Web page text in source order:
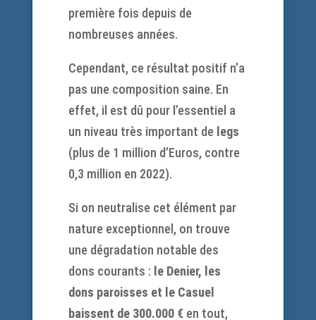
première fois depuis de
nombreuses années.
Cependant, ce résultat positif n’a
pas une composition saine. En
effet, il est dû pour l’essentiel a
un niveau très important de legs
(plus de 1 million d’Euros, contre
0,3 million en 2022).
Si on neutralise cet élément par
nature exceptionnel, on trouve
une dégradation notable des
dons courants : le Denier, les
dons paroisses et le Casuel
baissent de 300.000 € en tout,